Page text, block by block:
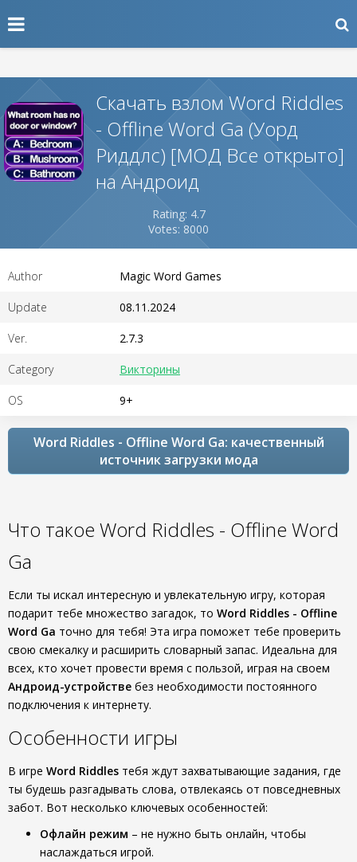
Скачать взлом Word Riddles
- Offline Word Ga (Уорд
Риддлс) [МОД Все открыто]
на Андроид
Rating: 4.7
Votes: 8000
Author Magic Word Games
Update 08.11.2024
Ver. 2.7.3
Category Викторины
OS 9+
Word Riddles - Offline Word Ga: качественный
источник загрузки мода
Что такое Word Riddles - Offline Word
Ga
Если ты искал интересную и увлекательную игру, которая
подарит тебе множество загадок, то Word Riddles - Offline
Word Ga точно для тебя! Эта игра поможет тебе проверить
свою смекалку и расширить словарный запас. Идеальна для
всех, кто хочет провести время с пользой, играя на своем
Андроид-устройстве без необходимости постоянного
подключения к интернету.
Особенности игры
В игре Word Riddles тебя ждут захватывающие задания, где
ты будешь разгадывать слова, отвлекаясь от повседневных
забот. Вот несколько ключевых особенностей:
Офлайн режим – не нужно быть онлайн, чтобы
наслаждаться игрой.